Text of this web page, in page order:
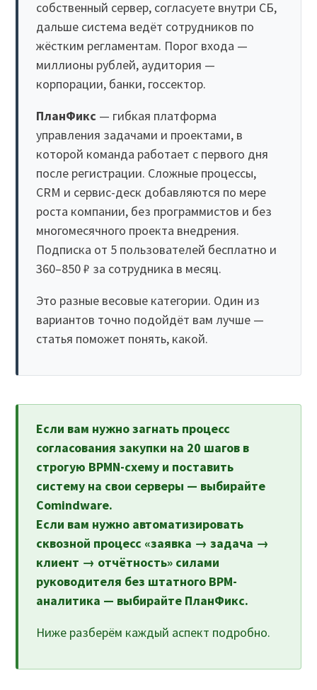
собственный сервер, согласуете внутри СБ,
дальше система ведёт сотрудников по
жёстким регламентам. Порог входа —
миллионы рублей, аудитория —
корпорации, банки, госсектор.
ПланФикс — гибкая платформа
управления задачами и проектами, в
которой команда работает с первого дня
после регистрации. Сложные процессы,
CRM и сервис-деск добавляются по мере
роста компании, без программистов и без
многомесячного проекта внедрения.
Подписка от 5 пользователей бесплатно и
360–850 ₽ за сотрудника в месяц.
Это разные весовые категории. Один из
вариантов точно подойдёт вам лучше —
статья поможет понять, какой.
Если вам нужно загнать процесс
согласования закупки на 20 шагов в
строгую BPMN-схему и поставить
систему на свои серверы — выбирайте
Comindware.
Если вам нужно автоматизировать
сквозной процесс «заявка → задача →
клиент → отчётность» силами
руководителя без штатного BPM-
аналитика — выбирайте ПланФикс.
Ниже разберём каждый аспект подробно.